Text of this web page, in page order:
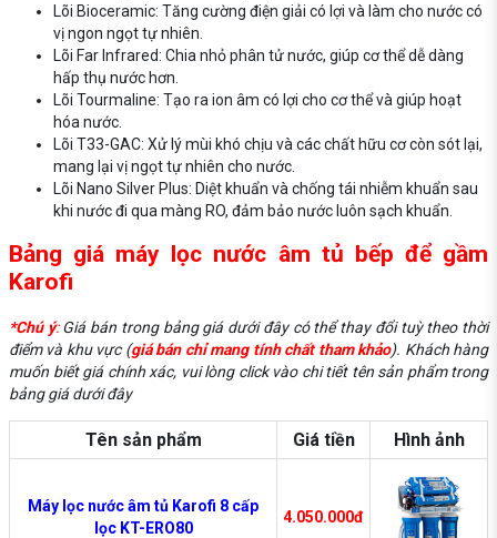
Lõi Bioceramic: Tăng cường điện giải có lợi và làm cho nước có
vị ngon ngọt tự nhiên.
Lõi Far Infrared: Chia nhỏ phân tử nước, giúp cơ thể dễ dàng
hấp thụ nước hơn.
Lõi Tourmaline: Tạo ra ion âm có lợi cho cơ thể và giúp hoạt
hóa nước.
Lõi T33-GAC: Xử lý mùi khó chịu và các chất hữu cơ còn sót lại,
mang lại vị ngọt tự nhiên cho nước.
Lõi Nano Silver Plus: Diệt khuẩn và chống tái nhiễm khuẩn sau
khi nước đi qua màng RO, đảm bảo nước luôn sạch khuẩn.
Bảng giá máy lọc nước âm tủ bếp để gầm
Karofi
*Chú ý:Giá bán trong bảng giá dưới đây có thể thay đổi tuỳ theo thời
điểm và khu vực (giá bán chỉ mang tính chất tham khảo). Khách hàng
muốn biết giá chính xác, vui lòng click vào chi tiết tên sản phẩm trong
bảng giá dưới đây
Tên sản phẩm Giá tiền Hình ảnh
Máy lọc nước âm tủ Karofi 8 cấp
lọc KT-ERO80
4.050.000đ